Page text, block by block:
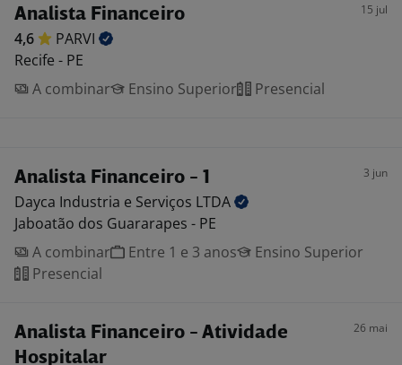
Analista Financeiro 15 jul
4,6
PARVI
Recife - PE
A combinar
Ensino Superior Presencial
Analista Financeiro - 1 3 jun
Dayca Industria e Serviços LTDA
Jaboatão dos Guararapes - PE
A combinar
Entre 1 e 3 anos
Ensino Superior
Presencial
Analista Financeiro - Atividade
Hospitalar
26 mai